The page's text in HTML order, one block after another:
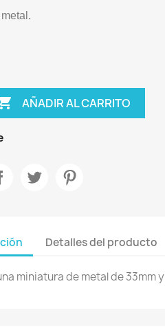
AÑADIR AL CARRITO
Detalles del producto
miniatura de metal de 33mm